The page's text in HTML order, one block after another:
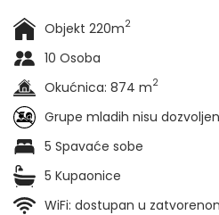
Objekt 220m2
10 Osoba
Okućnica: 874 m2
Grupe mladih nisu
5 Spavaće sobe
5 Kupaonice
WiFi: dostupan u